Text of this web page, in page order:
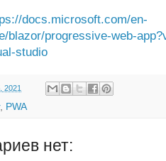
docs.microsoft.com/en-
blazor/progressive-web-
studio
2021
, PWA
нет: